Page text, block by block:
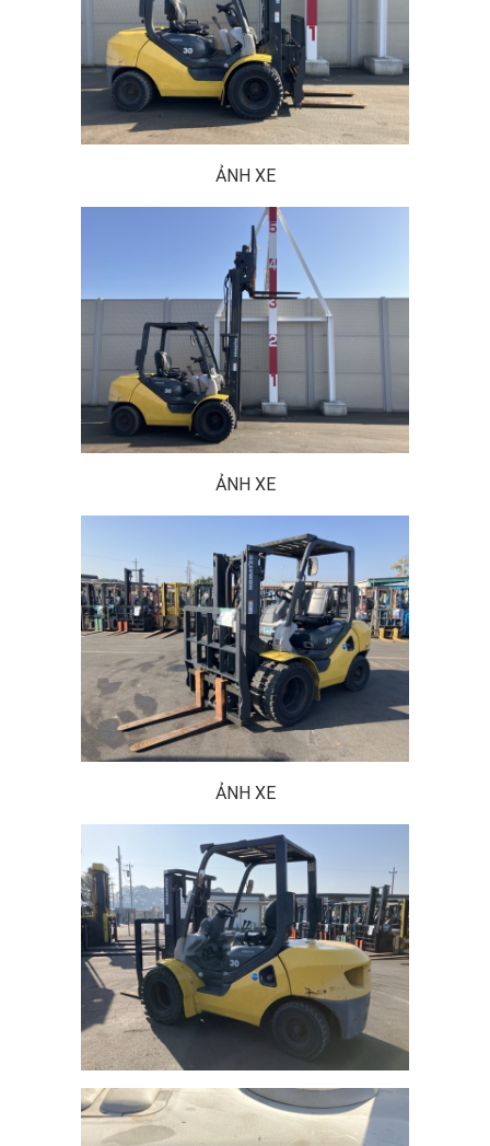
ẢNH XE
ẢNH XE
ẢNH XE